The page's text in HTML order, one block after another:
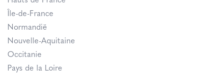
Île-de-France
Normandië
Nouvelle-Aquitaine
Occitanie
Pays de la Loire